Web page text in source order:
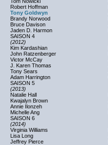
Robert Hoffman
Tony Goldwyn
Brandy Norwood
Bruce Davison
Jaden D. Harmon
SAISON 4
(2012)
Kim Kardashian
John Ratzenberger
Victor McCay
J. Karen Thomas
Tony Sears
Adam Harrington
SAISON 5
(2013)
Natalie Hall
Kwajalyn Brown
Annie Ilonzeh
Michelle Ang
SAISON 6
(2014)
Virginia Williams
Lisa Long
Jeffrey Pierce